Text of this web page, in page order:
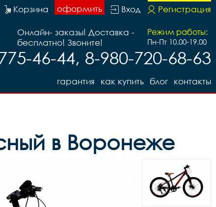
Регистрация
Вход
оформить
Корзина
Режим работы:
Пн-Пт 10.00-19.00
Онлайн- заказы! Доставка -
бесплатно! Звоните!
46-44, 8-980-720-68-63
контакты
блог
как купить
гарантия
в Воронеже